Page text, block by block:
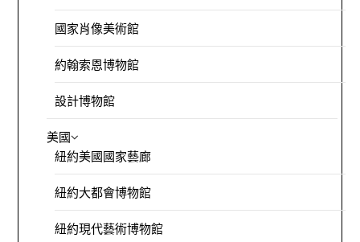
國家肖像美術館
約翰索恩博物館
設計博物館
美國
紐約美國國家藝廊
紐約大都會博物館
紐約現代藝術博物館